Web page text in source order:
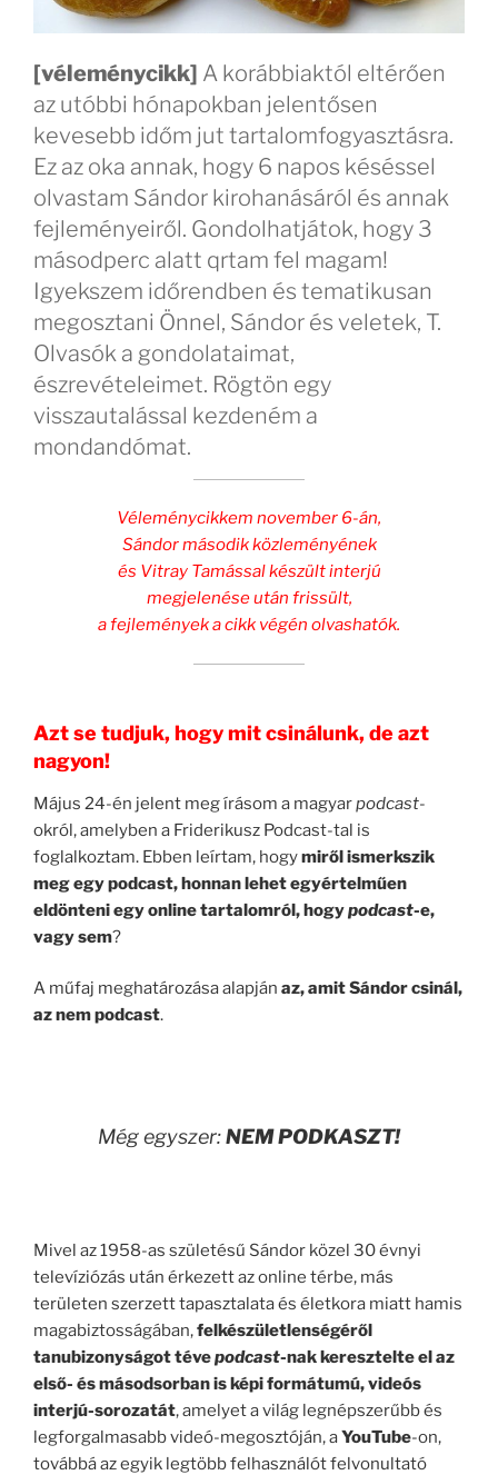
[véleménycikk] A korábbiaktól eltérően
az utóbbi hónapokban jelentősen
kevesebb időm jut tartalomfogyasztásra.
Ez az oka annak, hogy 6 napos késéssel
olvastam Sándor kirohanásáról és annak
fejleményeiről. Gondolhatjátok, hogy 3
másodperc alatt qrtam fel magam!
Igyekszem időrendben és tematikusan
megosztani Önnel, Sándor és veletek, T.
Olvasók a gondolataimat,
észrevételeimet. Rögtön egy
visszautalással kezdeném a
mondandómat.
Véleménycikkem november 6-án,
Sándor második közleményének
és Vitray Tamással készült interjú
megjelenése után frissült,
a fejlemények a cikk végén olvashatók.
Azt se tudjuk, hogy mit csinálunk, de azt
nagyon!
Május 24-én jelent meg írásom a magyarpodcast-
okról, amelyben a Friderikusz Podcast-tal is
foglalkoztam. Ebben leírtam, hogymiről ismerkszik
meg egy podcast, honnan lehet egyértelműen
eldönteni egy online tartalomról, hogypodcast-e,
vagy sem?
A műfaj meghatározása alapján az, amit Sándor csinál,
az nem podcast.
Még egyszer:NEM PODKASZT!
Mivel az 1958-as születésű Sándor közel 30 évnyi
televíziózás után érkezett az online térbe, más
területen szerzett tapasztalata és életkora miatt hamis
magabiztosságában,felkészületlenségéről
tanubizonyságot tévepodcast-nak keresztelte el az
első- és másodsorban is képi formátumú, videós
interjú-sorozatát, amelyet a világ legnépszerűbb és
legforgalmasabb videó-megosztóján, aYouTube-on,
továbbá az egyik legtöbb felhasználót felvonultató